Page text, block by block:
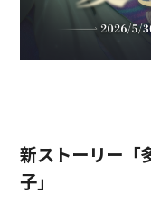
新ストーリー「
子」